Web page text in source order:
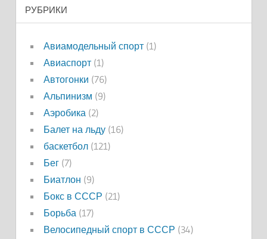
РУБРИКИ
Авиамодельный спорт(1)
Авиаспорт(1)
Автогонки (76)
Альпинизм (9)
Аэробика (2)
Балет на льду(16)
баскетбол(121)
Бег(7)
Биатлон (9)
Бокс в СССР (21)
Борьба (17)
Велосипедный спорт в СССР (34)